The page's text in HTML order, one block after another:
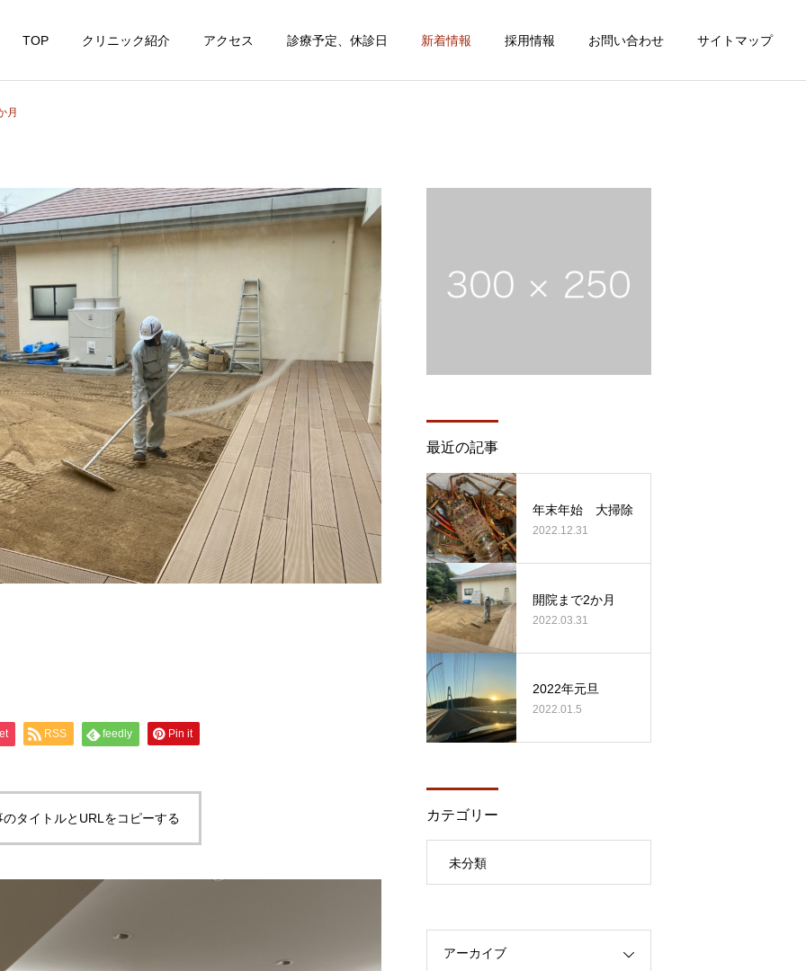
TOP クリニック紹介 アクセス 診療予定、休診日 新着情報 採用情報 お問い合わせ サイトマップ
月
RSS feedly Pin it
のタイトルとURLをコピーする
最近の記事
年末年始 大掃除
2022.12.31
開院まで2か月
2022.03.31
2022年元旦
2022.01.5
カテゴリー
未分類
アーカイブ